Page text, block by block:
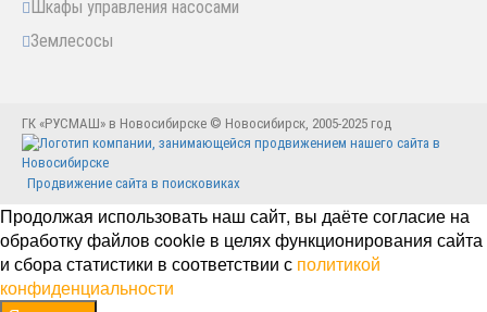
Шкафы управления насосами
Землесосы
ГК «РУСМАШ» в Новосибирске © Новосибирск, 2005-2025 год
Продвижение сайта в поисковиках
Продолжая использовать наш сайт, вы даёте согласие на
обработку файлов cookie в целях функционирования сайта
и сбора статистики в соответствии с политикой
конфиденциальности